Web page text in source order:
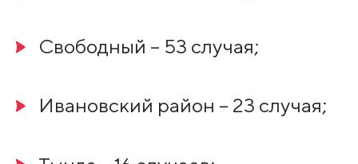
Свободный – 53 случая;
Ивановский район – 23 случая;